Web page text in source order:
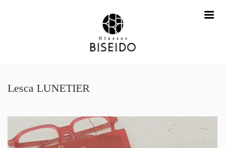
Lesca LUNETIER